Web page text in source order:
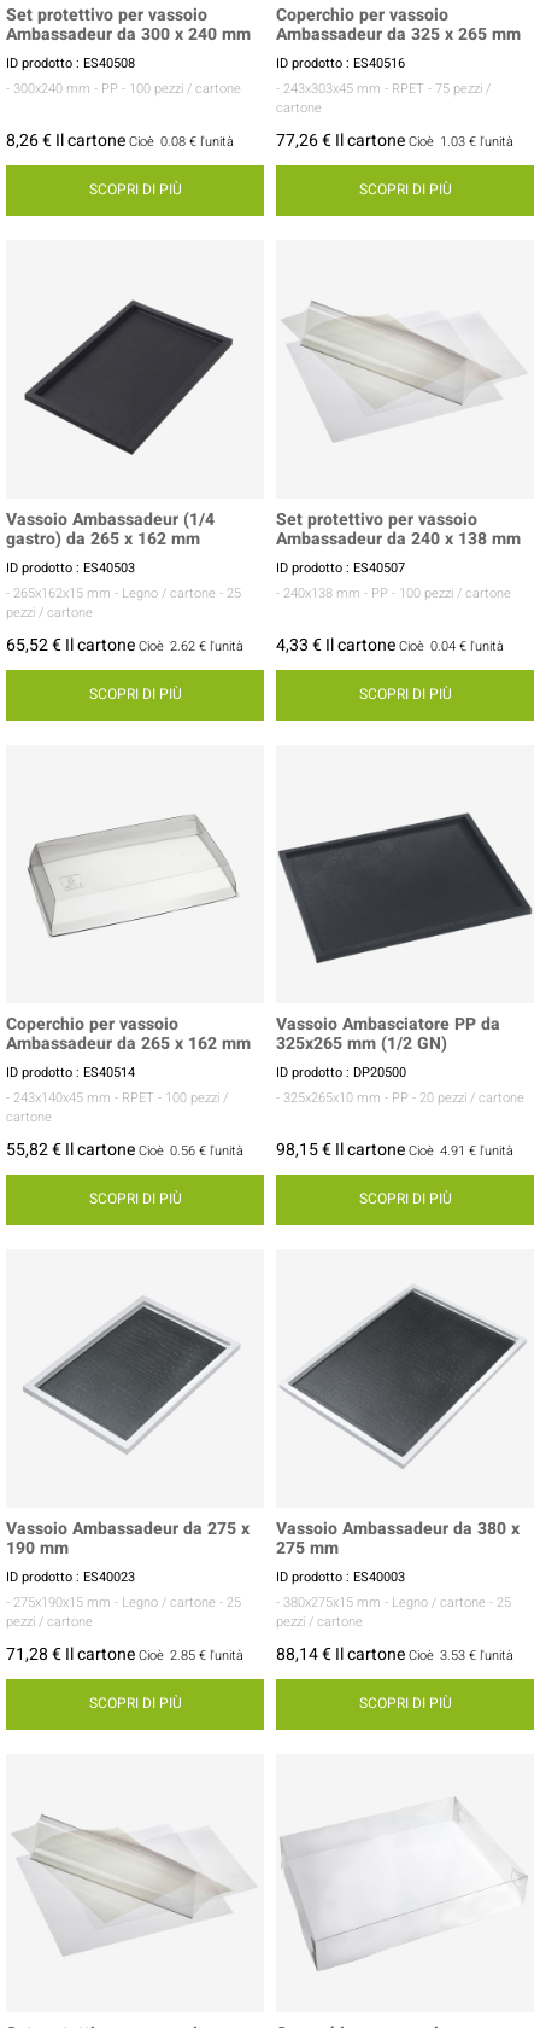
Set protettivo per vassoio
Ambassadeur da 300 x 240 mm
ID prodotto : ES40508
- 300x240 mm - PP - 100 pezzi / cartone
8,26 € Il cartoneCioè 0.08 € l'unità
SCOPRI DI PIÙ
Coperchio per vassoio
Ambassadeur da 325 x 265 mm
ID prodotto : ES40516
- 243x303x45 mm - RPET - 75 pezzi /
cartone
77,26 € Il cartoneCioè 1.03 € l'unità
SCOPRI DI PIÙ
Vassoio Ambassadeur (1/4
gastro) da 265 x 162 mm
ID prodotto : ES40503
- 265x162x15 mm - Legno / cartone - 25
pezzi / cartone
65,52 € Il cartoneCioè 2.62 € l'unità
SCOPRI DI PIÙ
Set protettivo per vassoio
Ambassadeur da 240 x 138 mm
ID prodotto : ES40507
- 240x138 mm - PP - 100 pezzi / cartone
4,33 € Il cartoneCioè 0.04 € l'unità
SCOPRI DI PIÙ
Coperchio per vassoio
Ambassadeur da 265 x 162 mm
ID prodotto : ES40514
- 243x140x45 mm - RPET - 100 pezzi /
cartone
55,82 € Il cartoneCioè 0.56 € l'unità
SCOPRI DI PIÙ
Vassoio Ambasciatore PP da
325x265 mm (1/2 GN)
ID prodotto : DP20500
- 325x265x10 mm - PP - 20 pezzi / cartone
98,15 € Il cartoneCioè 4.91 € l'unità
SCOPRI DI PIÙ
Vassoio Ambassadeur da 275 x
190 mm
ID prodotto : ES40023
- 275x190x15 mm - Legno / cartone - 25
pezzi / cartone
71,28 € Il cartoneCioè 2.85 € l'unità
SCOPRI DI PIÙ
Vassoio Ambassadeur da 380 x
275 mm
ID prodotto : ES40003
- 380x275x15 mm - Legno / cartone - 25
pezzi / cartone
88,14 € Il cartoneCioè 3.53 € l'unità
SCOPRI DI PIÙ